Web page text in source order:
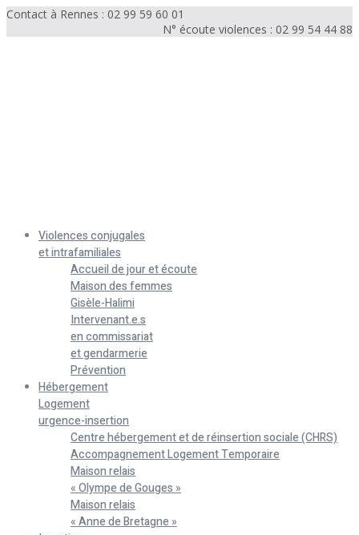
Contact à Rennes : 02 99 59 60 01
N° écoute violences : 02 99 54 44 88
Violences conjugales
et intrafamiliales
Accueil de jour et écoute
Maison des femmes
Gisèle-Halimi
Intervenant.e.s
en commissariat
et gendarmerie
Prévention
Hébergement
Logement
urgence-insertion
Centre hébergement et de réinsertion sociale (CHRS)
Accompagnement Logement Temporaire
Maison relais
« Olympe de Gouges »
Maison relais
« Anne de Bretagne »